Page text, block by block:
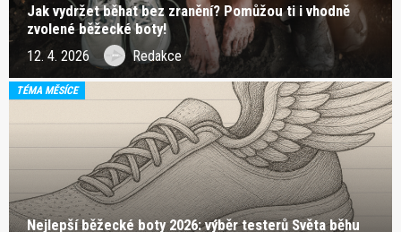
Jak vydržet běhat bez zranění? Pomůžou ti i vhodně
zvolené běžecké boty!
12. 4. 2026 Redakce
TÉMA MĚSÍCE
Nejlepší běžecké boty 2026: výběr testerů Světa běhu